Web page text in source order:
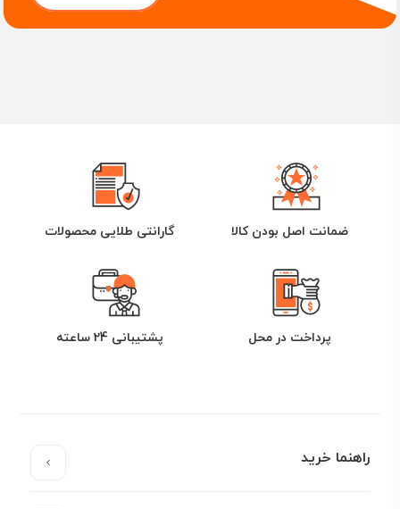
ضمانت اصل بودن کالا گارانتی طلایی محصولات
پرداخت در محل پشتیبانی 24 ساعته
راهنما خرید